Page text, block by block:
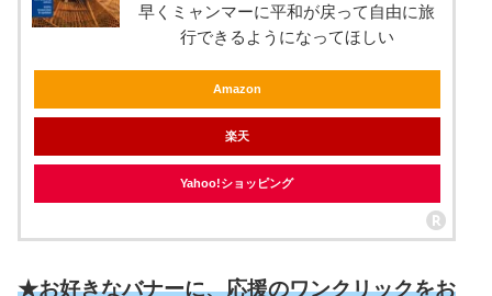
早くミャンマーに平和が戻って自由に旅
行できるようになってほしい
Amazon
楽天
Yahoo!ショッピング
★お好きなバナーに、応援のワンクリックをお